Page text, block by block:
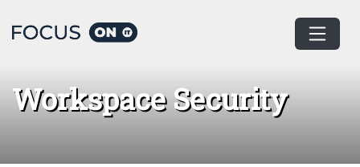
Home Workspace Security
Workspace Security